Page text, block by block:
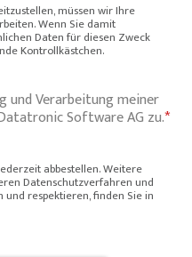
müssen wir Ihre
Wenn Sie damit
Daten für diesen Zweck
Kontrollkästchen.
und Verarbeitung meiner
Software AG zu.*
abbestellen. Weitere
Datenschutzverfahren und
und respektieren, finden Sie in